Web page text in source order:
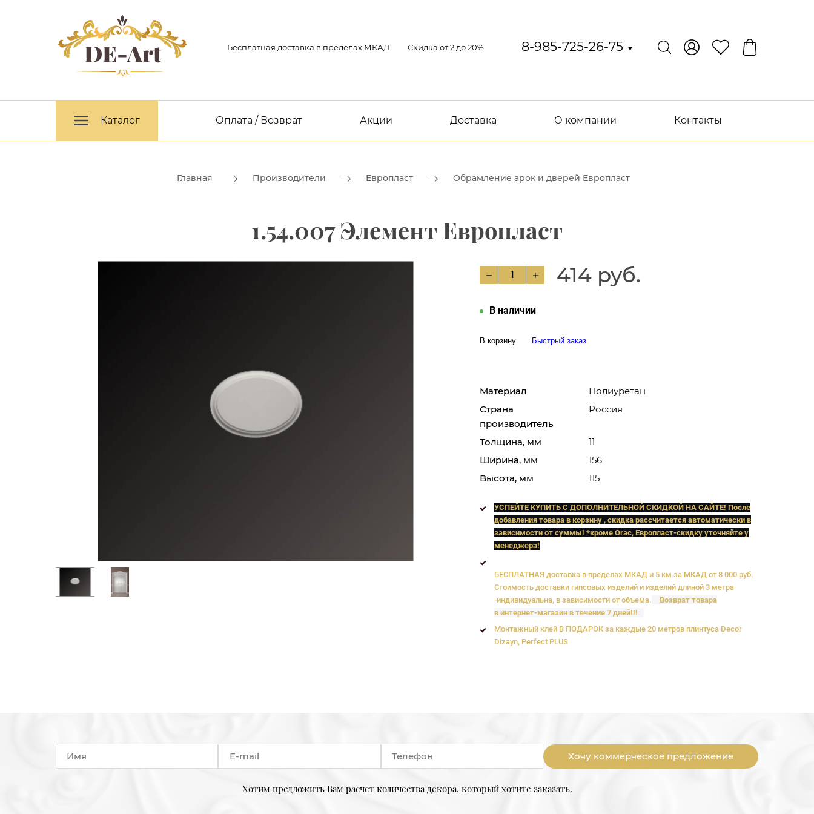
Бесплатная доставка в пределах МКАД Скидка от 2 до 20% 8-985-725-26-75 ▼
Каталог Оплата / Возврат Акции Доставка О компании Контакты
Главная Производители Европласт Обрамление арок и дверей Европласт
1.54.007 Элемент Европласт
414 руб.
В наличии
В корзину Быстрый заказ
Материал
Полиуретан
Страна
производитель
Россия
Толщина, мм
11
Ширина, мм
156
Высота, мм
115
УСПЕЙТЕ КУПИТЬ C ДОПОЛНИТЕЛЬНОЙ СКИДКОЙ НА САЙТЕ! После
добавления товара в корзину , скидка рассчитается автоматически в
зависимости от суммы! *кроме Orac, Европласт-скидку уточняйте у
менеджера!
БЕСПЛАТНАЯ доставка в пределах МКАД и 5 км за МКАД от 8 000 руб.
Стоимость доставки гипсовых изделий и изделий длиной 3 метра
-индивидуальна, в зависимости от объема.
Возврат товара
в интернет-магазин в течение 7 дней!!!
Монтажный клей В ПОДАРОК за каждые 20 метров плинтуса Decor
Dizayn, Perfect PLUS
Хочу коммерческое предложение
Хотим предложить Вам расчет количества декора, который хотите заказать.